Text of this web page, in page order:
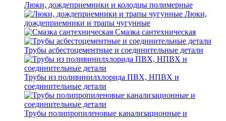
Люки, дождеприемники и колодцы полимерные
Люки,
дождеприемники и трапы чугунные
Смазка сантехническая
Трубы асбестоцементные и соединительные детали
Трубы из поливинилхлорида ПВХ, НПВХ и
соединительные детали
Трубы полипропиленовые канализационные и